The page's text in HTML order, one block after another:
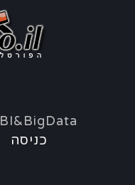
BI&BigData
כניסה